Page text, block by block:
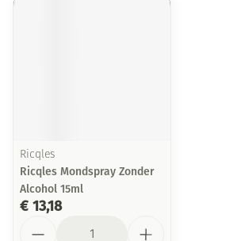
Ricqles
Ricqles Mondspray Zonder
Alcohol 15ml
€ 13,18